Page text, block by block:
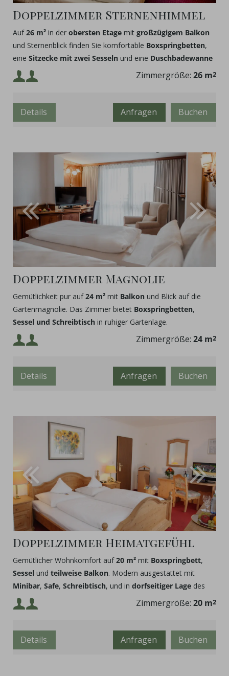
Doppelzimmer Sternenhimmel
Auf26 m² in der obersten Etage mit großzügigem Balkon
und Sternenblick finden Sie komfortable Boxspringbetten,
eine Sitzecke mit zwei Sesseln und eine Duschbadewanne
– ideal für erholsame Tage.
Mindestbelegung:
Maximalbelegung:
Zimmergröße: 26 m2
Buchen
Anfragen
Details
Doppelzimmer Magnolie
Gemütlichkeit pur auf24 m² mit Balkon und Blick auf die
Gartenmagnolie. Das Zimmer bietet Boxspringbetten,
Sessel und Schreibtisch in ruhiger Gartenlage.
Mindestbelegung:
Maximalbelegung:
Zimmergröße: 24 m2
Buchen
Anfragen
Details
Doppelzimmer Heimatgefühl
Gemütlicher Wohnkomfort auf20 m² mit Boxspringbett,
Sessel und teilweise Balkon. Modern ausgestattet mit
Minibar, Safe, Schreibtisch, und in dorfseitiger Lage des
Stammhauses.
Mindestbelegung:
Maximalbelegung:
Zimmergröße: 20 m2
Buchen
Anfragen
Details